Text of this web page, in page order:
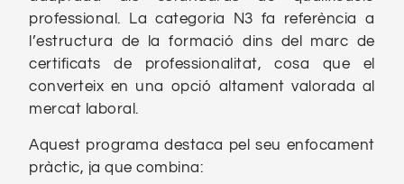
professional. La categoria N3 fa referència a
l’estructura de la formació dins del marc de
certificats de professionalitat, cosa que el
converteix en una opció altament valorada al
mercat laboral.
Aquest programa destaca pel seu enfocament
pràctic, ja que combina: